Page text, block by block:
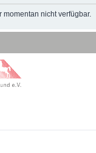
momentan nicht verfügbar.